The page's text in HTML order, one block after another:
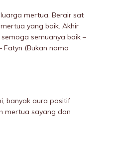
mertua. Berair sat
yang baik. Akhir
semuanya baik –
Fatyn (Bukan nama
banyak aura positif
mertua sayang dan